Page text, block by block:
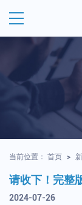
当前位置： 首页 >
请收下！完整
2024-07-26